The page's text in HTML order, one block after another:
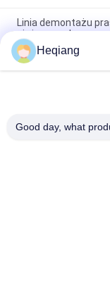
Linia demontażu
ciężarowych
Warsztat kolejowy
kołowego Φ1250mm
Prasa do
Heqiang
Good day, what